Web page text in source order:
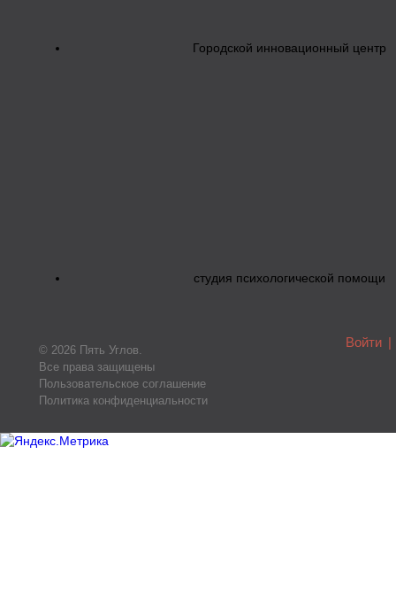
Городской инновационный центр
студия психологической помощи
© 2026 Пять Углов.
Все права защищены
Пользовательское соглашение
Политика конфиденциальности
Войти